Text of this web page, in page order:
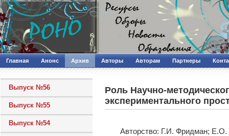
Главная Анонс Архив Авторы Авторам Партнеры
Выпуск №56
Выпуск №55
Выпуск №54
Роль Научно-
экспериментального
Авторcтво: Г.И. Фридман;